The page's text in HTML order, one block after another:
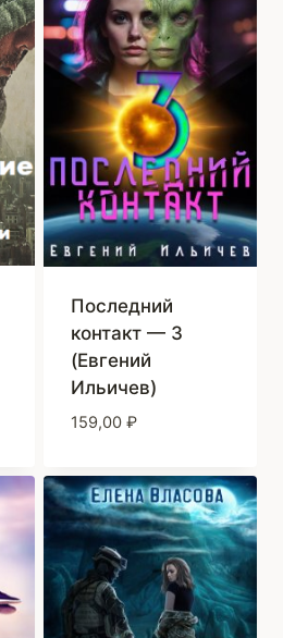
Последний
контакт — 3
(Евгений
Ильичев)
159,00 ₽